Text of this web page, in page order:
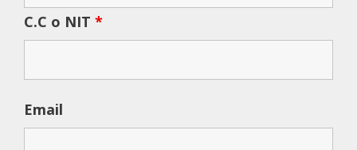
C.C o NIT *
Email